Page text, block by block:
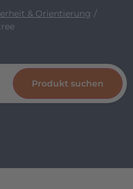
& Orientierung
Produkt suchen